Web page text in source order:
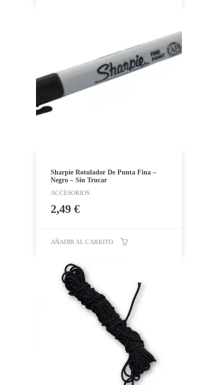
Sharpie Rotulador De Punta Fina –
Negro – Sin Trucar
ACCESORIOS
2,49 €
AÑADIR AL CARRITO